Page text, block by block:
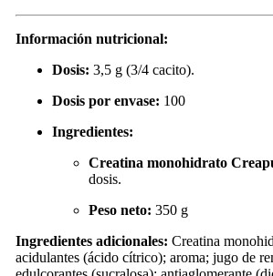
Información nutricional:
Dosis: 3,5 g (3/4 cacito).
Dosis por envase: 100
Ingredientes:
Creatina monohidrato
dosis.
Peso neto: 350 g
Ingredientes adicionales: Creatina
acidulantes (ácido cítrico); aroma; jugo de